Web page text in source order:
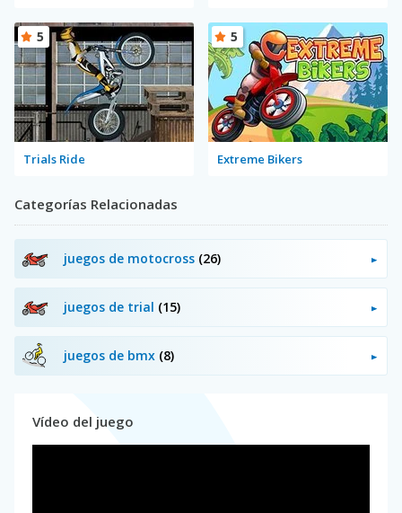
Trials Ride
5
Extreme Bikers
5
Categorías Relacionadas
juegos de motocross (26)
juegos de trial (15)
juegos de bmx (8)
Vídeo del juego